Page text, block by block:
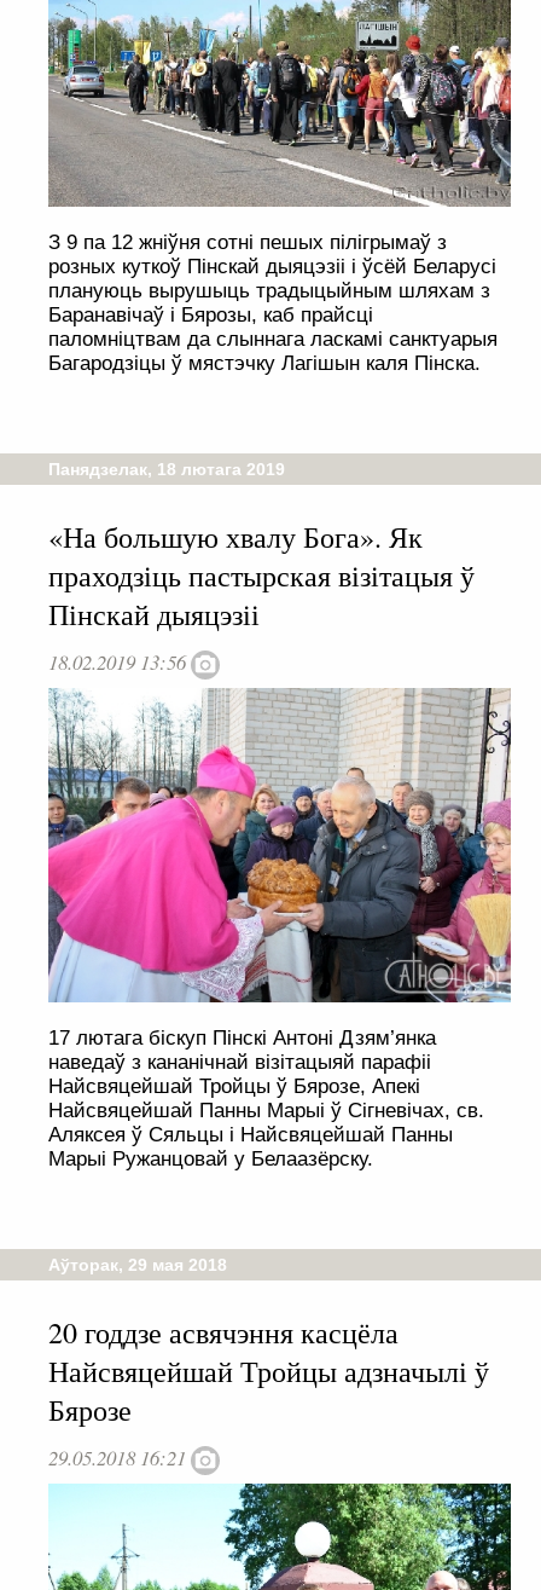
З 9 па 12 жніўня сотні пешых пілігрымаў з
розных куткоў Пінскай дыяцэзіі і ўсёй Беларусі
плануюць вырушыць традыцыйным шляхам з
Баранавічаў і Бярозы, каб прайсці
паломніцтвам да слыннага ласкамі санктуарыя
Багародзіцы ў мястэчку Лагішын каля Пінска.
Панядзелак, 18 лютага 2019
«На большую хвалу Бога». Як
праходзіць пастырская візітацыя ў
Пінскай дыяцэзіі
18.02.2019 13:56
17 лютага біскуп Пінскі Антоні Дзям’янка
наведаў з кананічнай візітацыяй парафіі
Найсвяцейшай Тройцы ў Бярозе, Апекі
Найсвяцейшай Панны Марыі ў Сігневічах, св.
Аляксея ў Сяльцы і Найсвяцейшай Панны
Марыі Ружанцовай у Белаазёрску.
Аўторак, 29 мая 2018
20 годдзе асвячэння касцёла
Найсвяцейшай Тройцы адзначылі ў
Бярозе
29.05.2018 16:21